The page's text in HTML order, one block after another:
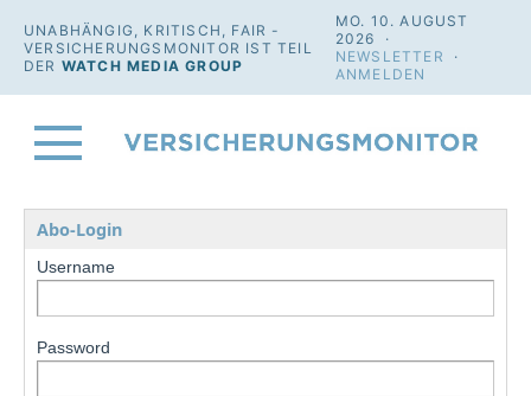
UNABHÄNGIG, KRITISCH, FAIR -
VERSICHERUNGSMONITOR IST TEIL
DER WATCH MEDIA GROUP
MO. 10. AUGUST
2026 ·
NEWSLETTER
·
ANMELDEN
Abo-Login
Username
Password